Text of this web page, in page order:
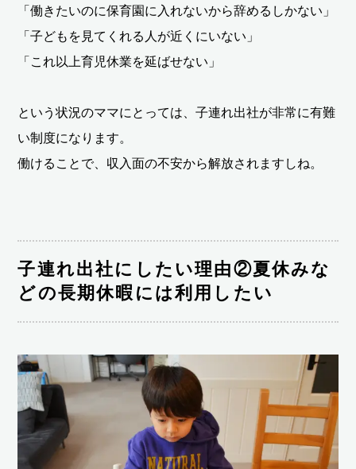
「働きたいのに保育園に入れないから辞めるしかない」
「子どもを見てくれる人が近くにいない」
「これ以上育児休業を延ばせない」
という状況のママにとっては、子連れ出社が非常に有難
い制度になります。
働けることで、収入面の不安から解放されますしね。
子連れ出社にしたい理由②夏休みな
どの長期休暇には利用したい